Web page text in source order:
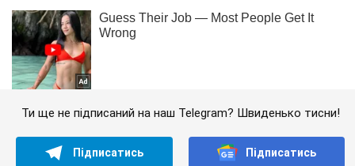
Ти ще не підписаний на наш Telegram? Швиденько тисни!
Підписатись Підписатись